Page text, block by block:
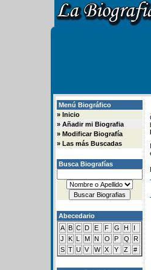
Menú Biográfico
» Inicio
» Añadir mi Biografia
» Modificar Biografía
» Las más Buscadas
Busca Biografías
Abecedario
A B C D E F G H
I
J
K L M N O P Q
R
S T U V W X Y Z #